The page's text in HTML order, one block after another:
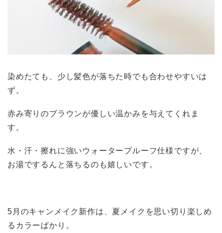
染めたても、少し髪色が落ちた時でも合わせやすいは
ず。
赤み寄りのブラウンが優しい温かみを与えてくれま
す。
水・汗・擦れに強いウォータープルーフ仕様ですが、
お湯でするんと落ちるのも嬉しいです。
5月のキャンメイク新作は、夏メイクを思い切り楽しめ
るカラーばかり。